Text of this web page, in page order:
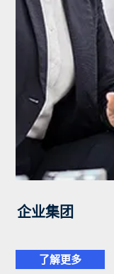
企业集团
了解更多